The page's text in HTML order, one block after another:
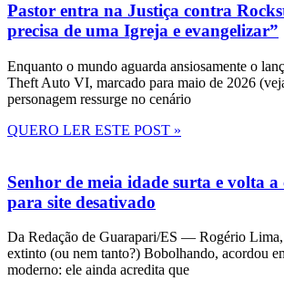
Pastor entra na Justiça contra
precisa de uma Igreja e evangelizar”
Enquanto o mundo aguarda ansiosamente o
Theft Auto VI, marcado para maio de 2026
personagem ressurge no cenário
QUERO LER ESTE POST »
Senhor de meia idade surta e volta
para site desativado
Da Redação de Guarapari/ES — Rogério
extinto (ou nem tanto?) Bobolhando, acordou
moderno: ele ainda acredita que